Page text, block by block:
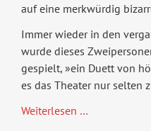
auf eine merkwürdig
Immer wieder in den
wurde dieses
gespielt, »ein Duett von
es das Theater nur selten
Weiterlesen …Geliebter